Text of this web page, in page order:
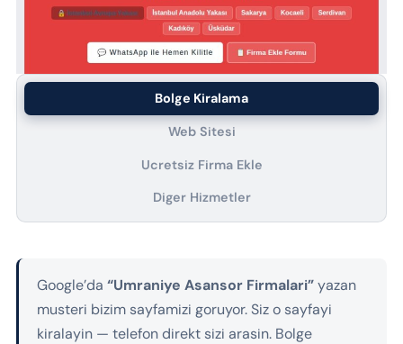
Bolge Kiralama
Web Sitesi
Ucretsiz Firma Ekle
Diger Hizmetler
Google’da “Umraniye Asansor Firmalari”yazan
musteri bizim sayfamizi goruyor. Siz o sayfayi
kiralayin — telefon direkt sizi arasin. Bolge